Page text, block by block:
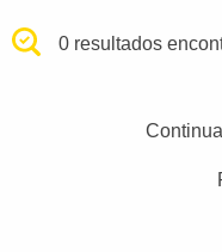
0 resultados